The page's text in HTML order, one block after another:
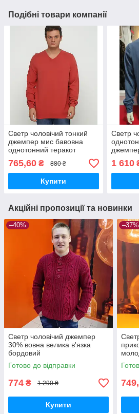
Подібні товари компанії
Светр чоловічий тонкий
джемпер мис бавовна
однотонний теракот
765,60 ₴ 880 ₴
Купити
Светр
1 610
Акційні пропозиції та новинки
–40%
Светр чоловічий джемпер
30% вовна велика в'язка
бордовий
Готово до відправки
774 ₴ 1 290 ₴
Купити
–37%